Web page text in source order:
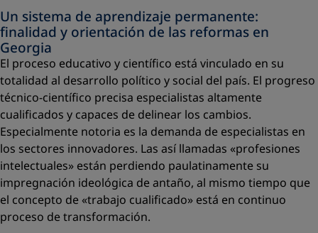
Un sistema de aprendizaje permanente:
finalidad y orientación de las reformas en
Georgia
El proceso educativo y científico está vinculado en su
totalidad al desarrollo político y social del país. El progreso
técnico-científico precisa especialistas altamente
cualificados y capaces de delinear los cambios.
Especialmente notoria es la demanda de especialistas en
los sectores innovadores. Las así llamadas «profesiones
intelectuales» están perdiendo paulatinamente su
impregnación ideológica de antaño, al mismo tiempo que
el concepto de «trabajo cualificado» está en continuo
proceso de transformación.